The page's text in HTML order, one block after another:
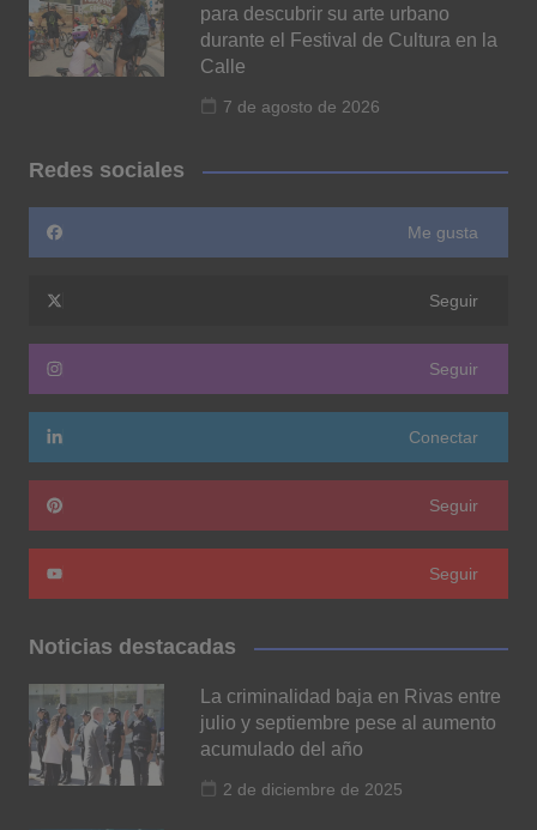
para descubrir su arte urbano
durante el Festival de Cultura en la
Calle
7 de agosto de 2026
Redes sociales
Me gusta
Seguir
Seguir
Conectar
Seguir
Seguir
Noticias destacadas
La criminalidad baja en Rivas entre
julio y septiembre pese al aumento
acumulado del año
2 de diciembre de 2025